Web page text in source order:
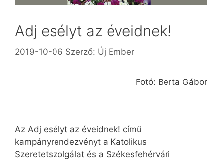
Adj esélyt az éveidnek!
2019-10-06 Szerző: Új Ember
Fotó: Berta Gábor
Az Adj esélyt az éveidnek! című
kampányrendezvényt a Katolikus
Szeretetszolgálat és a Székesfehérvári